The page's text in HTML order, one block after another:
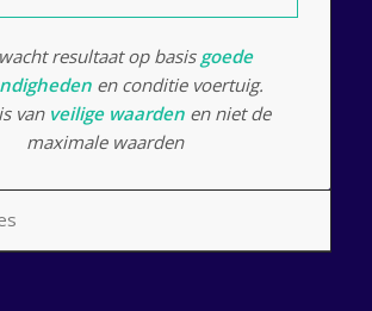
resultaat op basisgoede
en conditie voertuig.
van veilige waardenen niet de
maximale waarden